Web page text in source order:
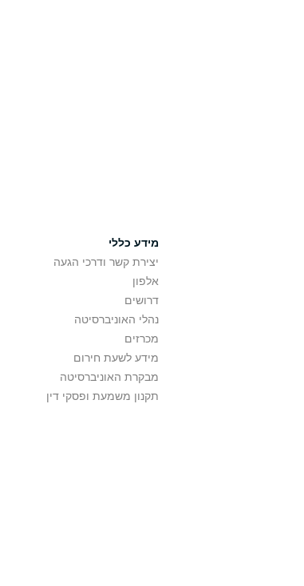
מידע כללי
יצירת קשר ודרכי הגעה
אלפון
דרושים
נהלי האוניברסיטה
מכרזים
מידע לשעת חירום
מבקרת האוניברסיטה
תקנון משמעת ופסקי דין